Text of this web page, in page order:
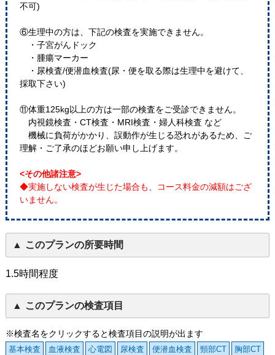
不可)
⑥生理中の方は、下記の検査を実施できません。
・子宮がんドック
・腫瘍マーカー
・尿検査/便潜血検査(尿・便を取る際は生理中を避けて、
採取下さい)
⑪体重125kg以上の方は一部の検査をご受診できません。
内視鏡検査・CT検査・MRI検査・婦人科検査 など
機械に負荷がかかり、誤動作が生じる恐れがあるため、ご
理解・ご了承のほどお願い申し上げます。
<その他諸注意>
◆実施しない検査が生じた場合も、コース料金の減額はござ
いません。
このプランの所要時間
1.5時間程度
このプランの検査項目
※検査名をクリックすると検査項目の説明が出ます
基本検査 血液検査 心電図 尿検査 便潜血検査 頸部CT
胸部CT